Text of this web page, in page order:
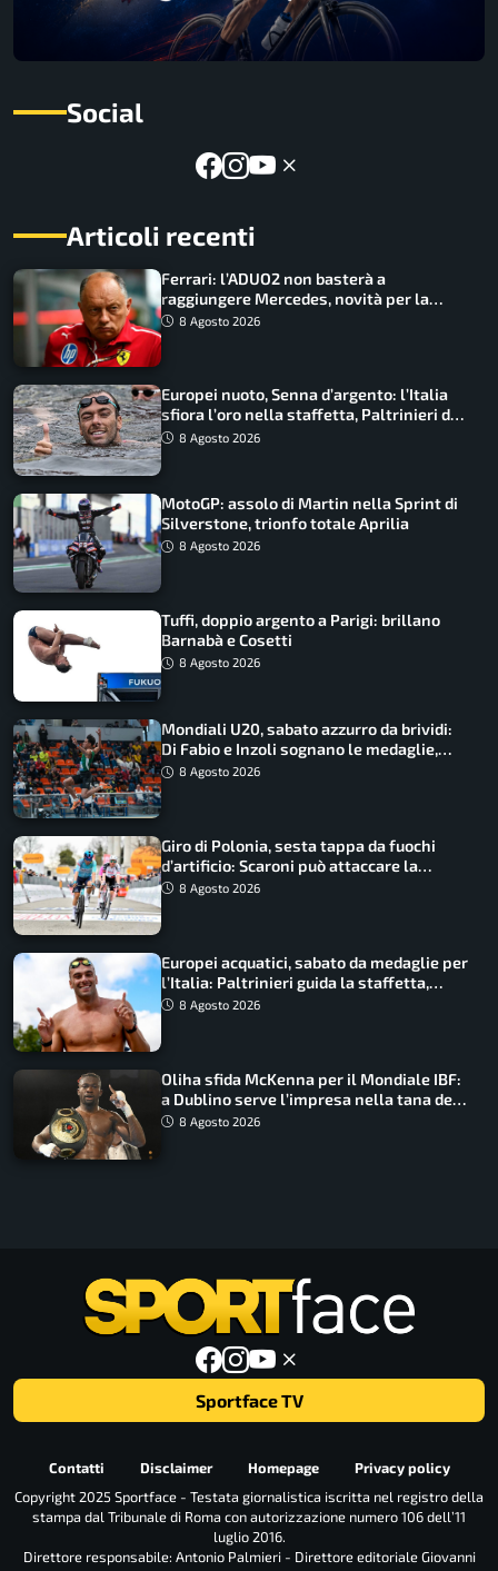
Social
Articoli recenti
Ferrari: l’ADUO2 non basterà a
raggiungere Mercedes, novità per la
Macarena
8 Agosto 2026
Europei nuoto, Senna d’argento: l’Italia
sfiora l’oro nella staffetta, Paltrinieri da
urlo, il bilancio azzurro
8 Agosto 2026
MotoGP: assolo di Martin nella Sprint di
Silverstone, trionfo totale Aprilia
8 Agosto 2026
Tuffi, doppio argento a Parigi: brillano
Barnabà e Cosetti
8 Agosto 2026
Mondiali U20, sabato azzurro da brividi:
Di Fabio e Inzoli sognano le medaglie,
Castellani e Succo in finale
8 Agosto 2026
Giro di Polonia, sesta tappa da fuochi
d’artificio: Scaroni può attaccare la
maglia di Lemmen
8 Agosto 2026
Europei acquatici, sabato da medaglie per
l’Italia: Paltrinieri guida la staffetta,
Barnabà sogna l’oro dalle grandi altezze
8 Agosto 2026
Oliha sfida McKenna per il Mondiale IBF:
a Dublino serve l’impresa nella tana del
lupo8 Agosto 2026
Sportface TV
Contatti Disclaimer Homepage
Privacy policy
Copyright 2025 Sportface - Testata giornalistica iscritta nel registro della
stampa dal Tribunale di Roma con autorizzazione numero 106 dell’11
luglio 2016.
Direttore responsabile: Antonio Palmieri - Direttore editoriale Giovanni